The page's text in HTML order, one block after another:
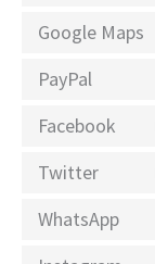
Google Maps
PayPal
Facebook
Twitter
WhatsApp